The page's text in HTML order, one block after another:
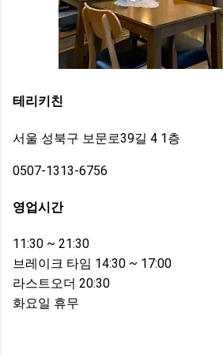
테리키친
서울 성북구 보문로39길 4 1층
0507-1313-6756
영업시간
11:30 ~ 21:30
브레이크 타임 14:30 ~ 17:00
라스트오더 20:30
화요일 휴무